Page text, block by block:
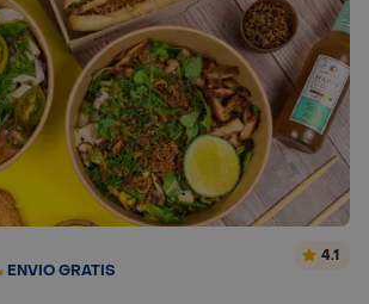
ENVÍO GRATIS
4.1